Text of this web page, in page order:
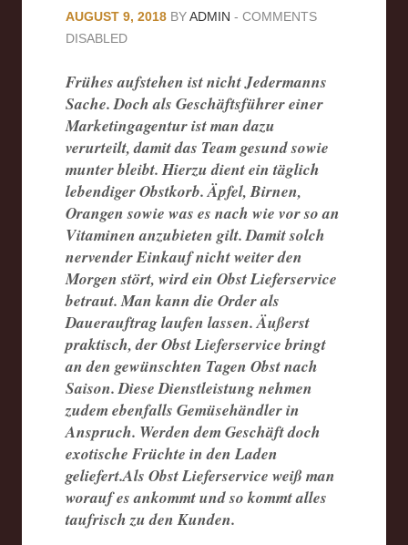
AUGUST 9, 2018 BYADMIN - COMMENTS
DISABLED
Frühes aufstehen ist nicht Jedermanns
Sache. Doch als Geschäftsführer einer
Marketingagentur ist man dazu
verurteilt, damit das Team gesund sowie
munter bleibt. Hierzu dient ein täglich
lebendiger Obstkorb. Äpfel, Birnen,
Orangen sowie was es nach wie vor so an
Vitaminen anzubieten gilt. Damit solch
nervender Einkauf nicht weiter den
Morgen stört, wird ein Obst Lieferservice
betraut. Man kann die Order als
Dauerauftrag laufen lassen. Äußerst
praktisch, der Obst Lieferservice bringt
an den gewünschten Tagen Obst nach
Saison. Diese Dienstleistung nehmen
zudem ebenfalls Gemüsehändler in
Anspruch. Werden dem Geschäft doch
exotische Früchte in den Laden
geliefert.Als Obst Lieferservice weiß man
worauf es ankommt und so kommt alles
taufrisch zu den Kunden.